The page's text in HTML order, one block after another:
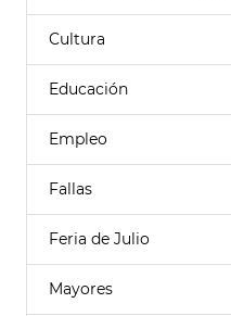
Cultura
Educación
Empleo
Fallas
Feria de Julio
Mayores